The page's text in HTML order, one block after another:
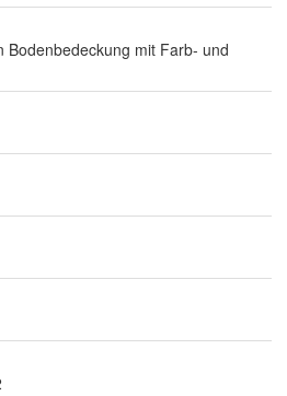
Bodenbedeckung mit Farb- und